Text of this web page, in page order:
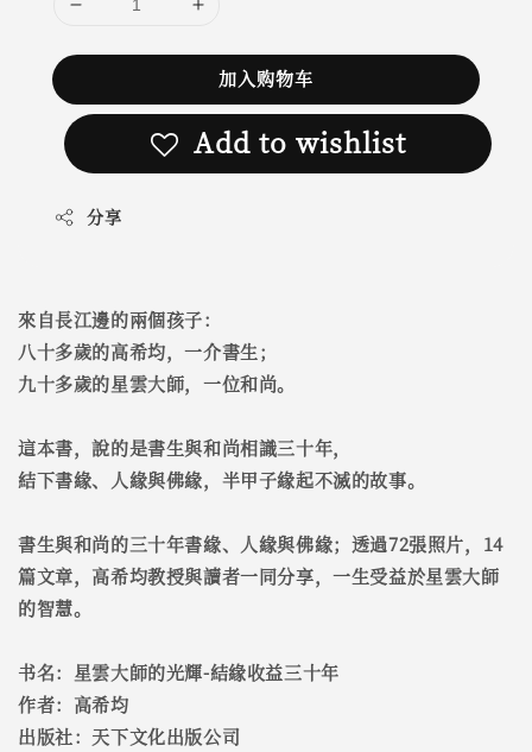
加入购物车
Add to wishlist
分享
來自長江邊的兩個孩子：
八十多歲的高希均，一介書生；
九十多歲的星雲大師，一位和尚。
這本書，說的是書生與和尚相識三十年，
結下書緣、人緣與佛緣，半甲子緣起不滅的故事。
書生與和尚的三十年書緣、人緣與佛緣；透過72張照片，14
篇文章，高希均教授與讀者一同分享，一生受益於星雲大師
的智慧。
书名：星雲大師的光輝-結緣收益三十年
作者：高希均
出版社：天下文化出版公司